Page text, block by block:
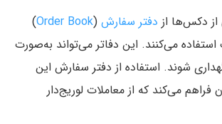
دکس‌ها از دفتر سفارش (
Order Book
)
استفاده می‌کنند. این دفاتر می‌تواند به‌صورت
شوند. استفاده از دفتر سفارش این
فراهم می‌کند که از معاملات لوریج‌دار